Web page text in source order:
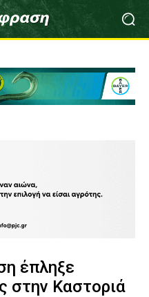
έπληξε
στην Καστοριά